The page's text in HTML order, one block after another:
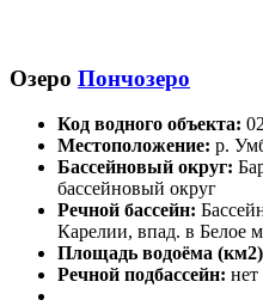
Озеро Пончозеро
Код водного объекта:
Местоположение: р.
Бассейновый округ:
бассейновый округ
Речной бассейн:
Карелии, впад. в Белое
Площадь водоёма
Речной подбассейн: нет